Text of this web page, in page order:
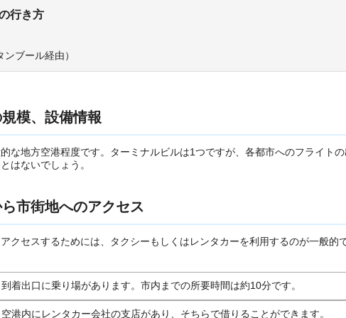
行き方
ブール経由）
模、設備情報
な地方空港程度です。ターミナルビルは1つですが、各都市へのフライト
はないでしょう。
市街地へのアクセス
クセスするためには、タクシーもしくはレンタカーを利用するのが一般的
到着出口に乗り場があります。市内までの所要時間は約10分です。
空港内にレンタカー会社の支店があり、そちらで借りることができます。